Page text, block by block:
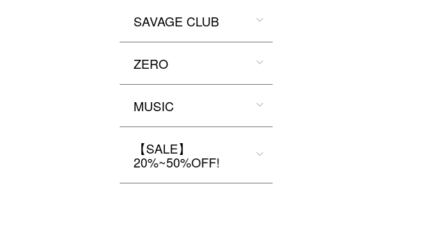
SAVAGE CLUB
ZERO
MUSIC
【SALE】
20%~50%OFF!